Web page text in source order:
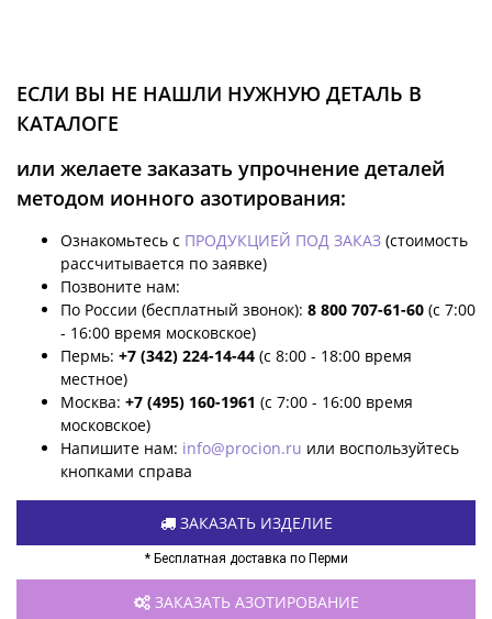
ЕСЛИ ВЫ НЕ НАШЛИ НУЖНУЮ ДЕТАЛЬ В
КАТАЛОГЕ
или желаете заказать упрочнение деталей
методом ионного азотирования:
Ознакомьтесь с ПРОДУКЦИЕЙ ПОД ЗАКАЗ (стоимость
рассчитывается по заявке)
Позвоните нам:
По России (бесплатный звонок): 8 800 707-61-60 (с 7:00
- 16:00 время московское)
Пермь: +7 (342) 224-14-44 (с 8:00 - 18:00 время
местное)
Москва: +7 (495) 160-1961 (с 7:00 - 16:00 время
московское)
Напишите нам: info@procion.ru или воспользуйтесь
кнопками справа
ЗАКАЗАТЬ ИЗДЕЛИЕ
* Бесплатная доставка по Перми
ЗАКАЗАТЬ АЗОТИРОВАНИЕ